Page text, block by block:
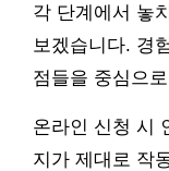
각 단계에서 놓
보겠습니다. 경
점들을 중심으
온라인 신청 시
지가 제대로 작